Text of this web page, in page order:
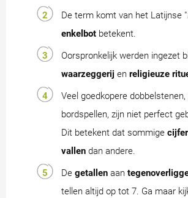
De term komt van het Latijnse "
enkelbot betekent.
Oorspronkelijk werden ingezet
waarzeggerij en religieuze
Veel goedkopere
bordspellen, zijn niet perfect
Dit betekent dat sommige
vallen dan andere.
De getallen aan
tellen altijd op tot 7. Ga maar